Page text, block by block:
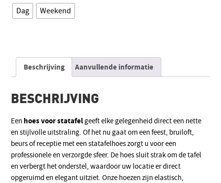
Dag
Weekend
Beschrijving Aanvullende informatie
BESCHRIJVING
Een hoes voor statafelgeeft elke gelegenheid direct een nette
en stijlvolle uitstraling. Of het nu gaat om een feest, bruiloft,
beurs of receptie met een statafelhoes zorgt u voor een
professionele en verzorgde sfeer. De hoes sluit strak om de tafel
en verbergt het onderstel, waardoor uw locatie er direct
opgeruimd en elegant uitziet. Onze hoezen zijn elastisch,